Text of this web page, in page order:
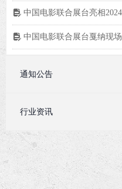
넖 国家中影数字制作基地
摄制资源
넖
넖 中国电影联合展台戛纳现场
通知公告
行业资讯